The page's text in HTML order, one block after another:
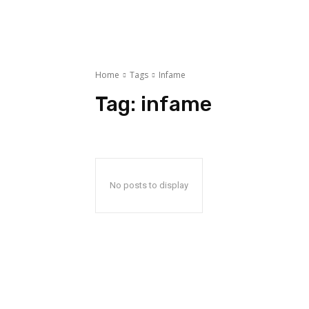
Home Tags Infame
Tag: infame
No posts to display